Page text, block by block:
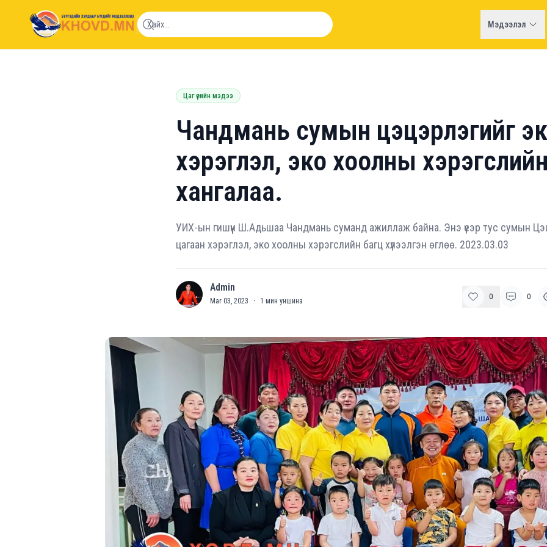
khovd.mn
Мэдээлэл
Цаг үеийн мэдээ
Чандмань сумын цэцэрлэгийг
хэрэглэл, эко хоолны
хангалаа.
УИХ-ын гишүүн Ш.Адьшаа Чандмань суманд ажиллаж байна. Энэ үеэр тус сумын
цагаан хэрэглэл, эко хоолны хэрэгслийн багц хүлээлгэн өглөө. 2023.03.03
A Admin
Mar 03, 2023 · 1 мин уншина 0 0